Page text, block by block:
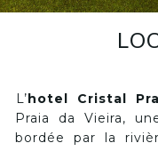
L’hotel Cristal
Praia da Vieira,
bordée par la